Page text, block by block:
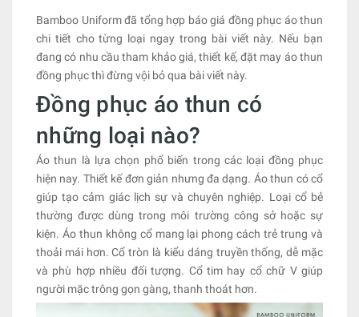
Bamboo Uniform đã tổng hợp báo giá đồng phục áo thun
chi tiết cho từng loại ngay trong bài viết này. Nếu bạn
đang có nhu cầu tham khảo giá, thiết kế, đặt may áo thun
đồng phục thì đừng vội bỏ qua bài viết này.
Đồng phục áo thun có
những loại nào?
Áo thun là lựa chọn phổ biến trong các loại đồng phục
hiện nay. Thiết kế đơn giản nhưng đa dạng. Áo thun có cổ
giúp tạo cảm giác lịch sự và chuyên nghiệp. Loại cổ bẻ
thường được dùng trong môi trường công sở hoặc sự
kiện. Áo thun không cổ mang lại phong cách trẻ trung và
thoải mái hơn. Cổ tròn là kiểu dáng truyền thống, dễ mặc
và phù hợp nhiều đối tượng. Cổ tim hay cổ chữ V giúp
người mặc trông gọn gàng, thanh thoát hơn.